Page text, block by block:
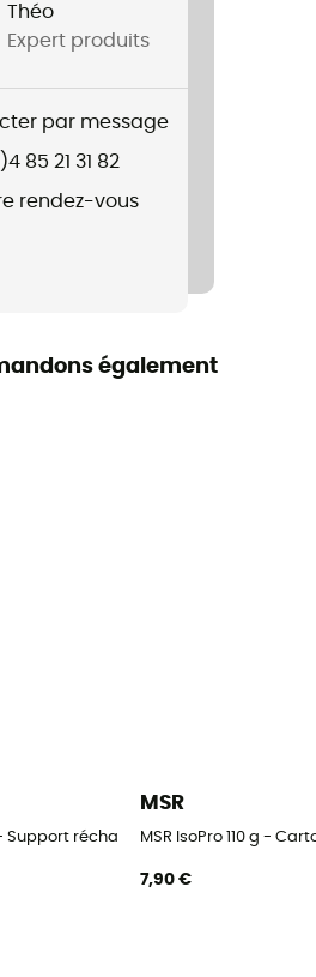
Théo
Expert produits
par message
85 21 31 82
rendez-vous
également
Support réchaud
MSR
MSR IsoPro 110 g -
7,90 €